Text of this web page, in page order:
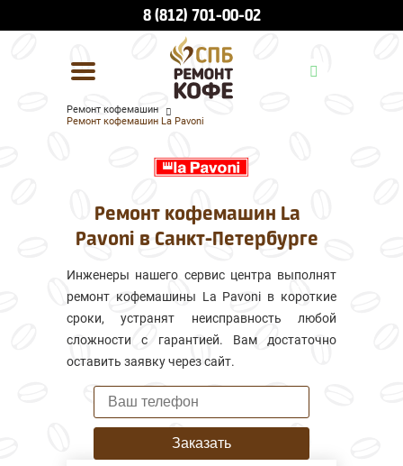
УСЛУГИ И ЦЕНЫ
ВСЕ БРЕНДЫ
8 (812) 701-00-02
Ремонт кофемашин
Ремонт кофемашин La Pavoni
Ремонт кофемашин La
Pavoni в Санкт-Петербурге
Инженеры нашего сервис центра выполнят
ремонт кофемашины La Pavoni в короткие
сроки, устранят неисправность любой
сложности с гарантией. Вам достаточно
оставить заявку через сайт.
Заказать